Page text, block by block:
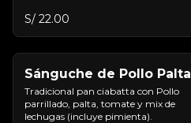
S/ 22.00
Sánguche de Pollo Palta
Tradicional pan ciabatta con Pollo
parrillado, palta, tomate y mix de
lechugas (incluye pimienta).